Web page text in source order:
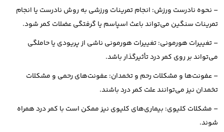
– نحوه نادرست ورزش: انجام تمرینات ورزشی به روش نادرست یا انجام
تمرینات سنگین می‌تواند باعث اسپاسم یا گرفتگی عضلات کمر شود.
– تغییرات هورمونی: تغییرات هورمونی ناشی از پریودی یا حاملگی
می‌تواند بر روی کمر درد تأثیرگذار باشد.
– عفونت‌ها و مشکلات رحم و تخمدان: عفونت‌های رحمی و مشکلات
تخمدان نیز می‌توانند علت کمر درد باشند.
– مشکلات کلیوی: بیماری‌های کلیوی نیز ممکن است با کمر درد همراه
شوند.